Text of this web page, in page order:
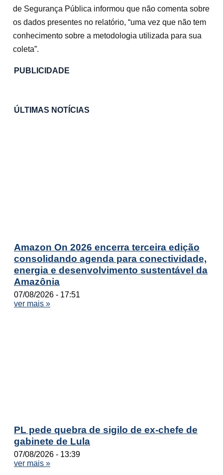
de Segurança Pública informou que não comenta sobre
os dados presentes no relatório, “uma vez que não tem
conhecimento sobre a metodologia utilizada para sua
coleta”.
PUBLICIDADE
ÚLTIMAS NOTÍCIAS
Amazon On 2026 encerra terceira edição
consolidando agenda para conectividade,
energia e desenvolvimento sustentável da
Amazônia
07/08/2026
17:51
ver mais »
PL pede quebra de sigilo de ex-chefe de
gabinete de Lula
07/08/2026
13:39
ver mais »